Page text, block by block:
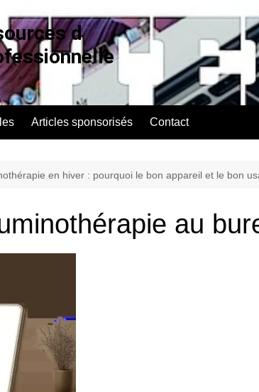
d
Articles sponsorisés Contact
en hiver : pourquoi le bon appareil et le bon
au